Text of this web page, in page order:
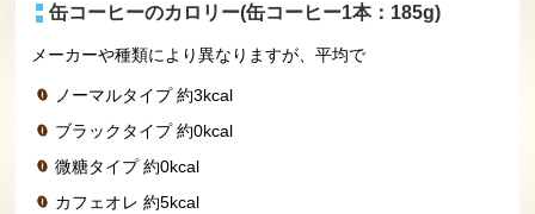
缶コーヒーのカロリー(缶コーヒー1本：185g)
メーカーや種類により異なりますが、平均で
ノーマルタイプ 約3kcal
ブラックタイプ 約0kcal
微糖タイプ 約0kcal
カフェオレ 約5kcal